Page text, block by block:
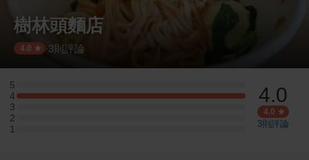
樹林頭麵店
4.0 3則評論
5
5 星：0 則評論
4
4 星：1 則評論
3
3 星：0 則評論
2
2 星：0 則評論
1
1 星：0 則評論
4.0
4.0
3則評論